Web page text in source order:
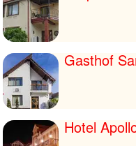
Gasthof
Hotel